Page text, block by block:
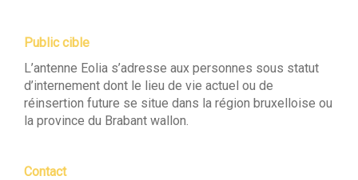
Public cible
L’antenne Eolia s’adresse aux personnes sous statut
d’internement dont le lieu de vie actuel ou de
réinsertion future se situe dans la région bruxelloise ou
la province du Brabant wallon.
Contact